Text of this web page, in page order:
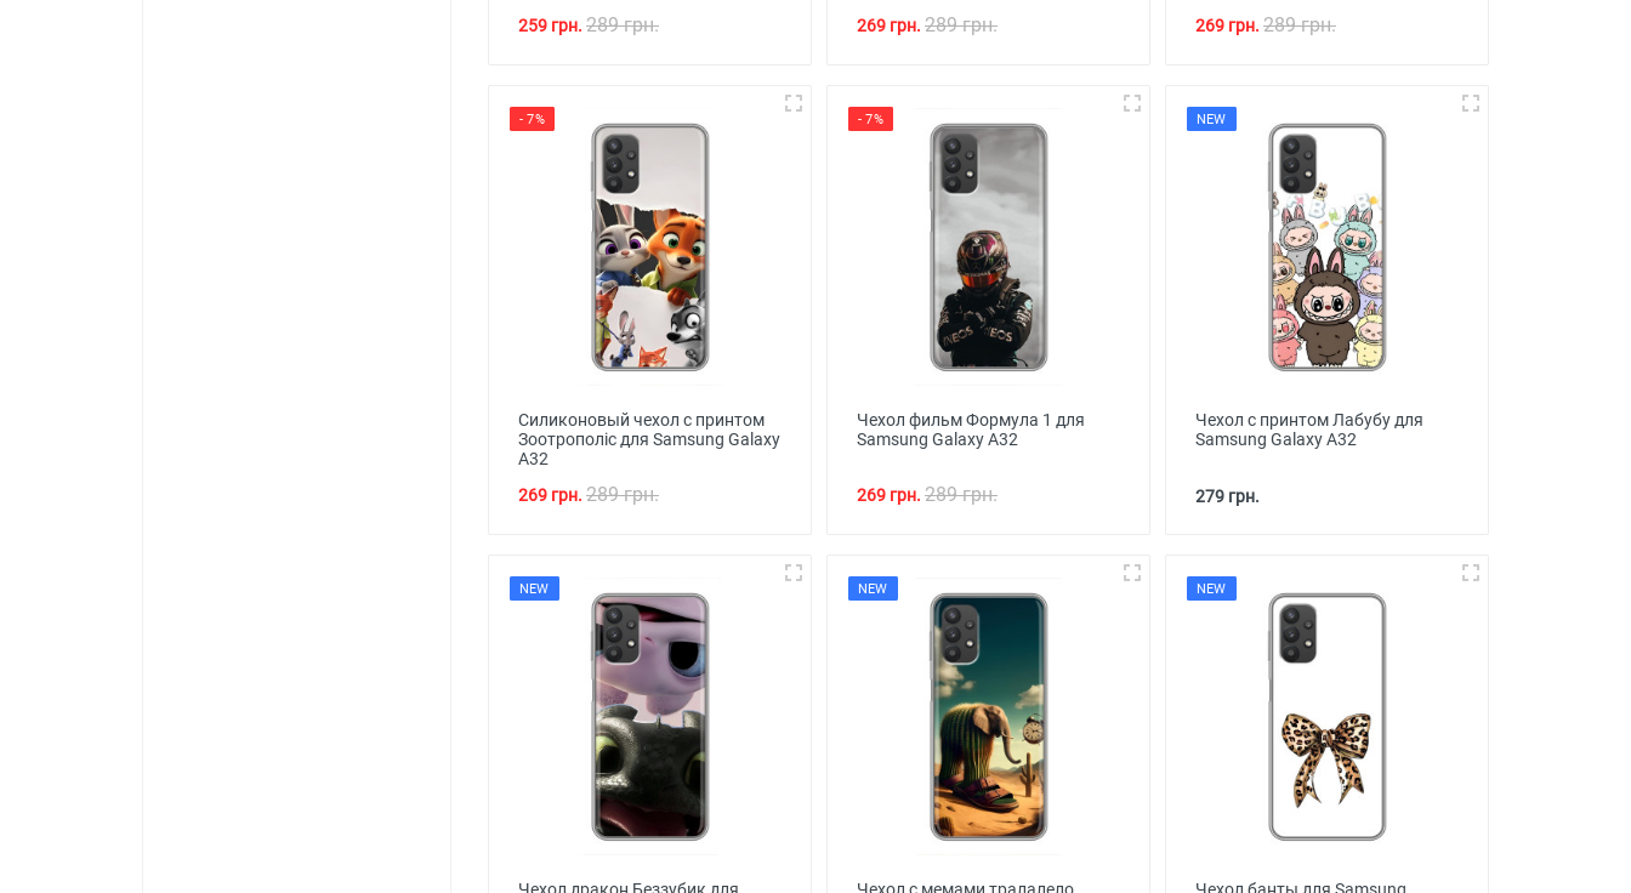
259 грн. 289 грн. 269 грн. 289 грн. 269 грн. 289 грн.
- 7%
Силиконовый чехол с принтом
Зоотрополіс для Samsung Galaxy
A32
269 грн. 289 грн.
- 7%
Чехол фильм Формула 1 для
Samsung Galaxy A32
269 грн. 289 грн.
NEW
Чехол с принтом Лабубу для
Samsung Galaxy A32
279 грн.
NEW NEW NEW